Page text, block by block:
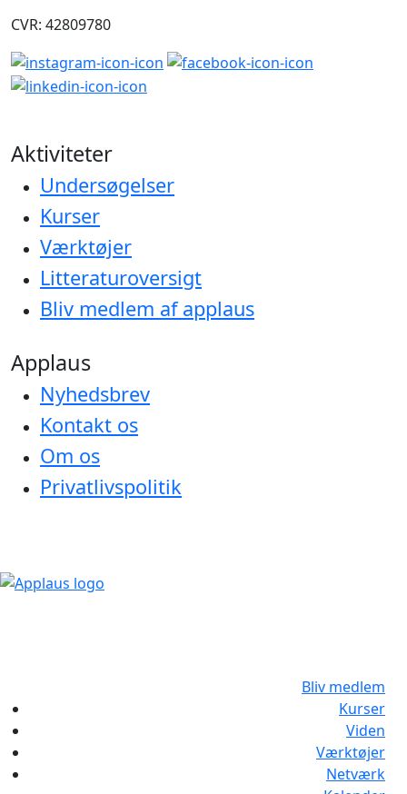
CVR: 42809780
Aktiviteter
Undersøgelser
Kurser
Værktøjer
Litteraturoversigt
Bliv medlem af applaus
Applaus
Nyhedsbrev
Kontakt os
Om os
Privatlivspolitik
Bliv medlem
Kurser
Viden
Værktøjer
Netværk